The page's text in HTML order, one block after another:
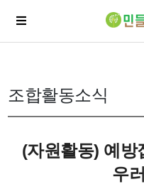
조합활동소식
(자원활동) 예방
우